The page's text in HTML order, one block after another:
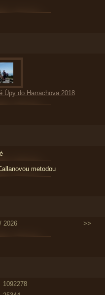
Úpy do Harrachova 2018
metodou
2026 >>
1092278